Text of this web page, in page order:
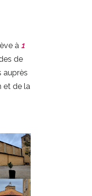
à 1
de
auprès
et de la